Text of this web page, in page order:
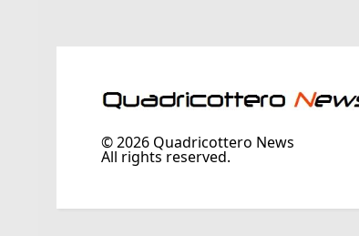
©2026Quadricottero News
All rights reserved.